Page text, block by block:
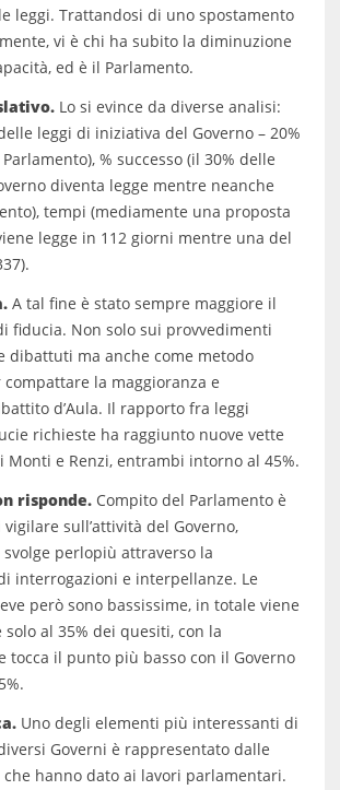
leggi. Trattandosi di uno spostamento
vi è chi ha subito la diminuzione
ed è il Parlamento.
Lo si evince da diverse analisi:
leggi di iniziativa del Governo – 20%
% successo (il 30% delle
diventa legge mentre neanche
tempi (mediamente una proposta
legge in 112 giorni mentre una del
A tal fine è stato sempre maggiore il
fiducia. Non solo sui provvedimenti
dibattuti ma anche come metodo
la maggioranza e
d’Aula. Il rapporto fra leggi
richieste ha raggiunto nuove vette
Monti e Renzi, entrambi intorno al 45%.
risponde.Compito del Parlamento è
sull’attività del Governo,
perlopiù attraverso la
interrogazioni e interpellanze. Le
però sono bassissime, in totale viene
al 35% dei quesiti, con la
tocca il punto più basso con il Governo
Uno degli elementi più interessanti di
Governi è rappresentato dalle
hanno dato ai lavori parlamentari.